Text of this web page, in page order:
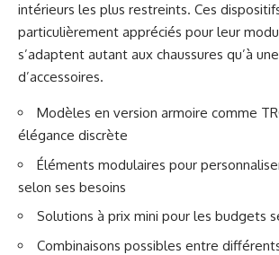
intérieurs les plus restreints. Ces
particulièrement appréciés pour leur
s’adaptent autant aux chaussures qu’à
d’accessoires.
Modèles en version armoire comme
élégance discrète
Éléments modulaires pour
selon ses besoins
Solutions à prix mini pour les budgets
Combinaisons possibles entre